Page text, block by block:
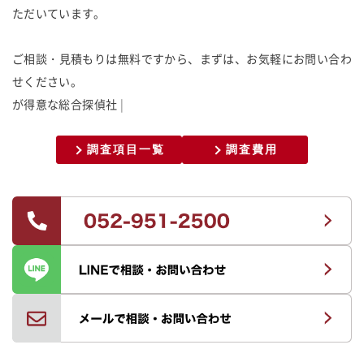
ただいています。
ご相談・見積もりは無料ですから、まずは、お気軽にお問い合わ
せください。
が得意な総合探偵社
調査項目一覧 調査費用